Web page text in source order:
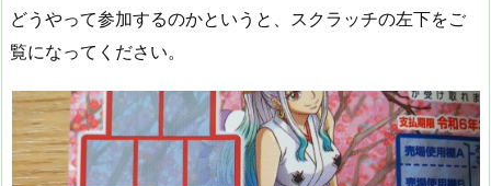
どうやって参加するのかというと、スクラッチの左下をご
覧になってください。